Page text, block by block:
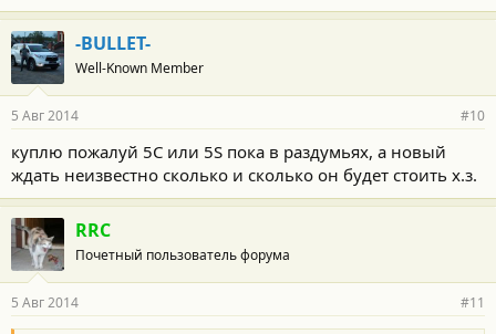
-BULLET-
Well-Known Member
5 Авг 2014 #10
куплю пожалуй 5С или 5S пока в раздумьях, а новый
ждать неизвестно сколько и сколько он будет стоить х.з.
RRC
Почетный пользователь форума
5 Авг 2014 #11